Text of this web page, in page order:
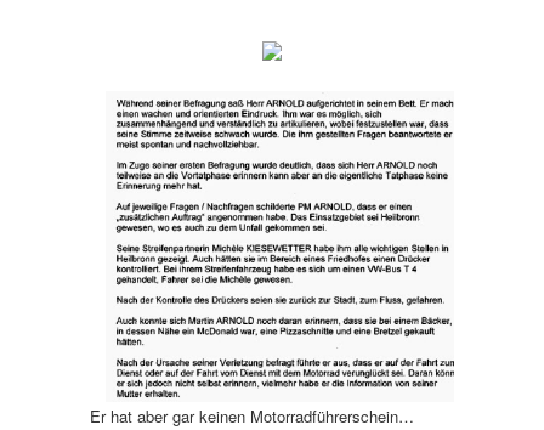
Er hat aber gar keinen Motorradführerschein…